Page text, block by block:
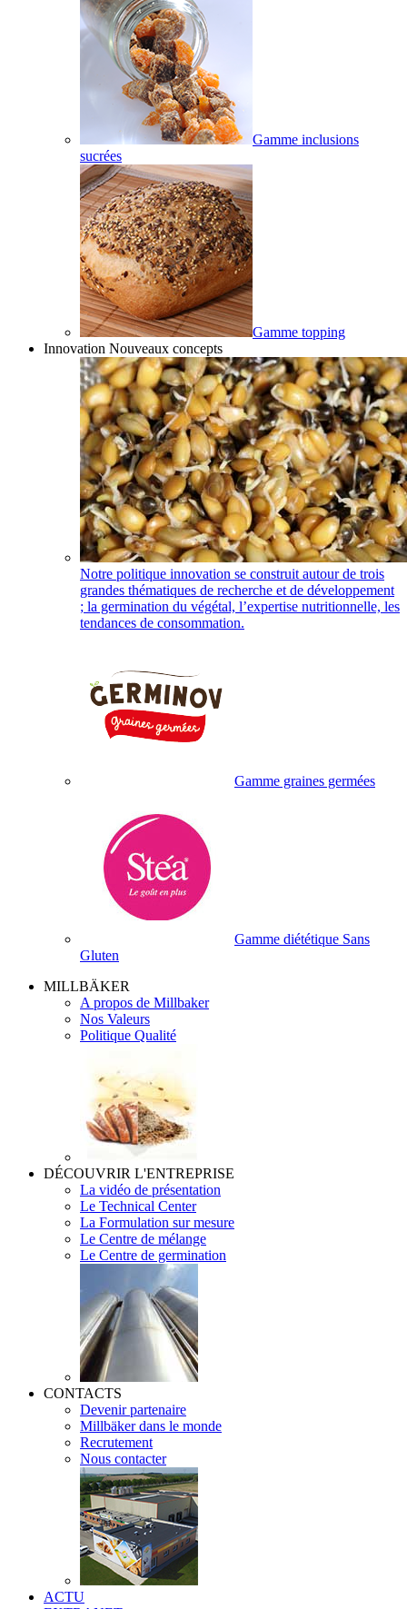
Gamme inclusions
sucrées
Gamme topping
Innovation Nouveaux concepts
Notre politique innovation se construit autour de trois
grandes thématiques de recherche et de développement
; la germination du végétal, l’expertise nutritionnelle, les
tendances de consommation.
Gamme graines germées
Gamme diététique Sans
Gluten
MILLBÄKER
A propos de Millbaker
Nos Valeurs
Politique Qualité
DÉCOUVRIR L'ENTREPRISE
La vidéo de présentation
Le Technical Center
La Formulation sur mesure
Le Centre de mélange
Le Centre de germination
CONTACTS
Devenir partenaire
Millbäker dans le monde
Recrutement
Nous contacter
ACTU